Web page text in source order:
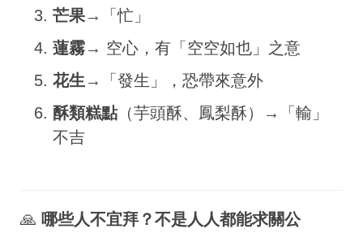
芒果→「忙」
蓮霧→ 空心，有「空空如也」之意
花生 →「發生」，恐帶來意外
酥類糕點（芋頭酥、鳳梨酥）→「輸」
不吉
🙏 哪些人不宜拜？不是人人都能求關公